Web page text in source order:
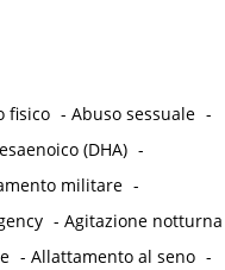
fisico - Abuso sessuale -
(DHA) -
militare -
- Agitazione notturna
- Allattamento al seno -